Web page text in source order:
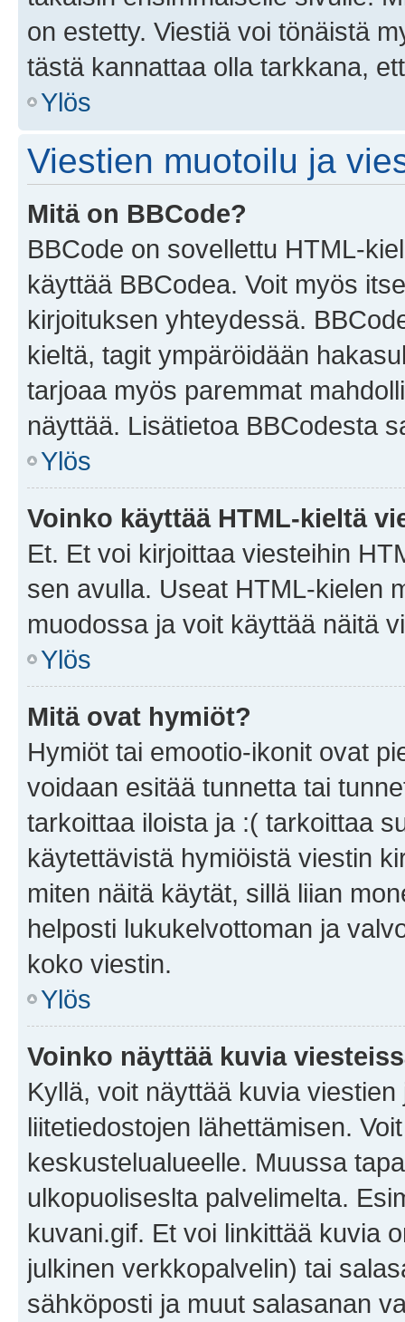
on estetty. Viestiä voi tönäistä
tästä kannattaa olla tarkkana,
Ylös
Viestien muotoilu ja
Mitä on BBCode?
BBCode on sovellettu HTML-
käyttää BBCodea. Voit myös
kirjoituksen yhteydessä.
kieltä, tagit ympäröidään
tarjoaa myös paremmat
näyttää. Lisätietoa BBCodesta
Ylös
Voinko käyttää HTML-kieltä
Et. Et voi kirjoittaa viesteihin
sen avulla. Useat HTML-kielen
muodossa ja voit käyttää näitä
Ylös
Mitä ovat hymiöt?
Hymiöt tai emootio-ikonit ovat
voidaan esitää tunnetta tai
tarkoittaa iloista ja :( tarkoittaa
käytettävistä hymiöistä viestin
miten näitä käytät, sillä liian
helposti lukukelvottoman ja
koko viestin.
Ylös
Voinko näyttää kuvia
Kyllä, voit näyttää kuvia
liitetiedostojen lähettämisen.
keskustelualueelle. Muussa
ulkopuoliseslta palvelimelta.
kuvani.gif. Et voi linkittää kuvia
julkinen verkkopalvelin) tai
sähköposti ja muut salasanan